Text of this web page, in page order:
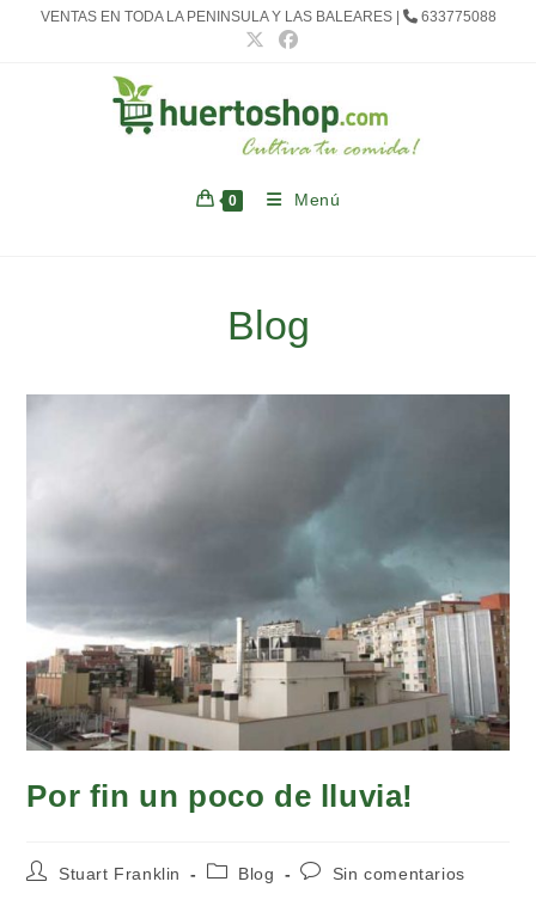
VENTAS EN TODA LA PENINSULA Y LAS BALEARES | 633775088
0 Menú
Blog
Por fin un poco de lluvia!
AutorStuart Franklin
Categoría
Blog
Comentarios
Sin comentarios